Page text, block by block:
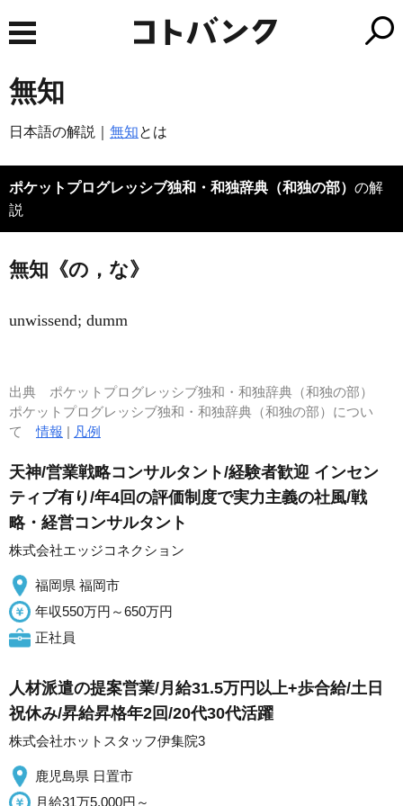
無知
日本語の解説｜ 無知とは
ポケットプログレッシブ独和・和独辞典（和独の部） の解
説
無知《の，な》
unwissend; dumm
出典 ポケットプログレッシブ独和・和独辞典（和独の部）
ポケットプログレッシブ独和・和独辞典（和独の部）につい
て情報 | 凡例
天神/営業戦略コンサルタント/経験者歓迎 インセン
ティブ有り/年4回の評価制度で実力主義の社風/戦
略・経営コンサルタント
株式会社エッジコネクション
福岡県 福岡市
年収550万円～650万円
正社員
人材派遣の提案営業/月給31.5万円以上+歩合給/土日
祝休み/昇給昇格年2回/20代30代活躍
株式会社ホットスタッフ伊集院3
鹿児島県 日置市
月給31万5,000円～